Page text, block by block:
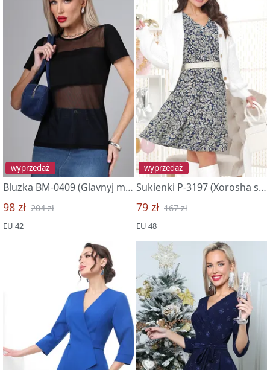
wyprzedaż
Bluzka BM-0409 (Glavnyj mast xev)
98 zł 204 zł
EU 42
wyprzedaż
Sukienki P-3197 (Xorosha soboj)
79 zł 167 zł
EU 48